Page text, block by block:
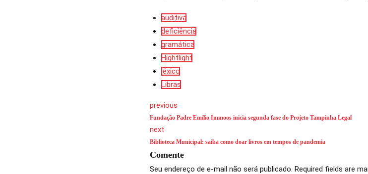
auditiva
deficiência
gramática
Hightlight
léxico
Libras
previous
Fundação Padre Emílio Immoos inicia segunda fase do Projeto Tampinha Legal
next
Biblioteca Municipal: saiba como doar livros em tempos de pandemia
Comente
Seu endereço de e-mail não será publicado. Required fields are